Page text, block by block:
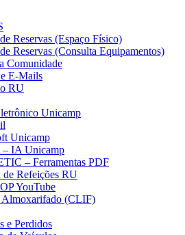
Reservas (Espaço Físico)
Reservas (Consulta Equipamentos)
Comunidade
E-Mails
RU
Unicamp
Unicamp
IA Unicamp
– Ferramentas PDF
de Refeições RU
YouTube
Almoxarifado (CLIF)
e Perdidos